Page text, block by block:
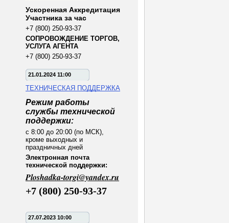
Ускоренная Аккредитация
Участника за час
+7 (800) 250-93-37
СОПРОВОЖДЕНИЕ ТОРГОВ,
УСЛУГА АГЕНТА
+7 (800) 250-93-37
21.01.2024 11:00
ТЕХНИЧЕСКАЯ ПОДДЕРЖКА
Режим работы
службы технической
поддержки:
с 8:00 до 20:00 (по МСК),
кроме выходных и
праздничных дней
Электронная почта
технической поддержки:
Ploshadka-torgi@yandex.ru
+7 (800) 250-93-37
27.07.2023 10:00